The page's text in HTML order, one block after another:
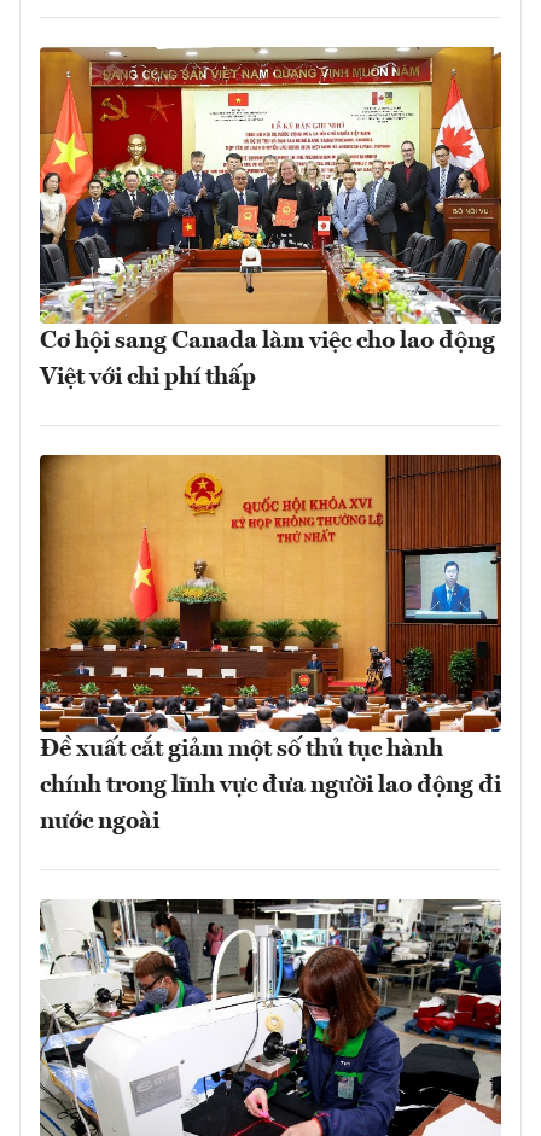
Cơ hội sang Canada làm việc cho lao động
Việt với chi phí thấp
Đề xuất cắt giảm một số thủ tục hành
chính trong lĩnh vực đưa người lao động đi
nước ngoài